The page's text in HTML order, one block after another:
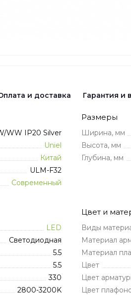
и доставка Гарантия и
WW IP20 Silver
Uniel
Китай
ULM-F32
Современный
Размеры
Ширина, мм
Высота, мм
Глубина, мм
LED
Светодиодная
5.5
5.5
330
2800-3200K
Цвет и
Виды
Материал
Материал
Цвет
Цвет
Цвет